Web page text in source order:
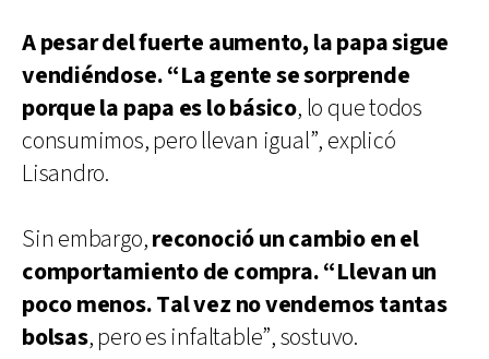
A pesar del fuerte aumento, la papa sigue
vendiéndose. “La gente se sorprende
porque la papa es lo básico, lo que todos
consumimos, pero llevan igual”, explicó
Lisandro.
Sin embargo,reconoció un cambio en el
comportamiento de compra. “Llevan un
poco menos. Tal vez no vendemos tantas
bolsas, pero es infaltable”, sostuvo.